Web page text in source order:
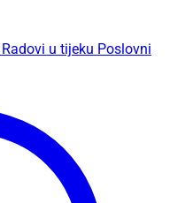
Radovi u tijeku Poslovni